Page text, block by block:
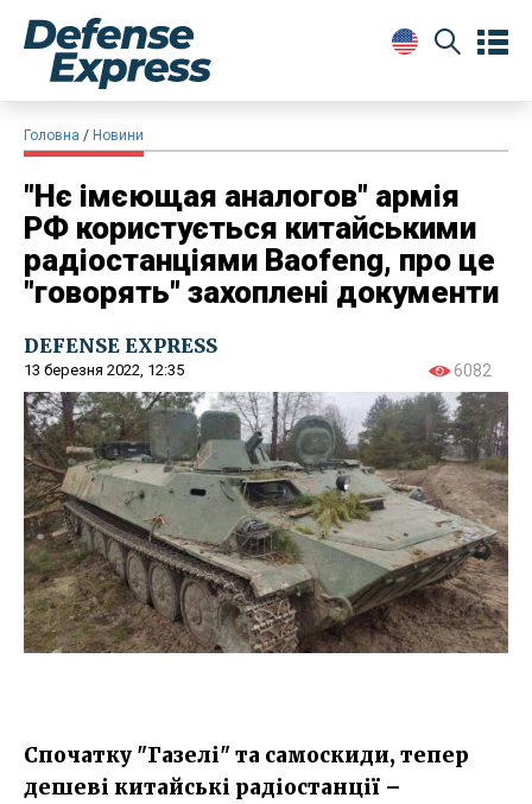
Головна Новини
"Нє імєющая аналогов" армія
РФ користується китайськими
радіостанціями Baofeng, про це
"говорять" захоплені документи
DEFENSE EXPRESS
13 березня 2022, 12:35 6082
Спочатку "Газелі" та самоскиди, тепер
дешеві китайські радіостанції –